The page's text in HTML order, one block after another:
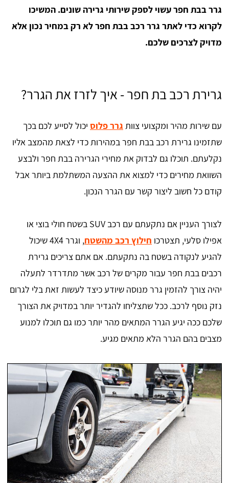
גרר בבת חפר עשוי לספק שירותי גרירה שונים. המשיכו
לקרוא כדי לאתר גרר רכב בבת חפר לא רק במחיר נכון אלא
מדויק לצרכים שלכם.
גרירת רכב בת חפר - איך לזרז את הגרר?
עם שירות מהיר ומקצועי צוות גרר פלוס יכול לסייע לכם בכך
שתזמינו גרירת רכב בבת חפר במהירות כדי לצאת מהמצב אליו
נקלעתם. תוכלו גם לבדוק את מחירי הגרירה בבת חפר ולבצע
השוואת מחירים כדי למצוא את ההצעה המשתלמת ביותר אבל
קודם כל חשוב ליצור קשר עם הגרר הנכון.
לצורך העניין אם נתקעתם עם רכב SUV בשטח חולי בוצי או
אפילו סלעי, תצטרכו חילוץ רכב מהשטח
, וגרר 4X4 שיכול
להגיע לנקודה בשטח בה נתקעתם. אם אתם צריכים גרירת
רכבים בבת חפר עבור מקרים של רכב אשר מתדרדר לתעלה
יהיה צורך להזמין גרר מנוסה שיודע כיצד לעשות זאת בלי לגרום
נזק נוסף לרכב. ככל שתצליחו להגדיר יותר במדויק את הצורך
שלכם ככה יגיע הגרר המתאים מהר יותר כמו גם תוכלו למנוע
מצבים בהם הגרר הלא מתאים מגיע.